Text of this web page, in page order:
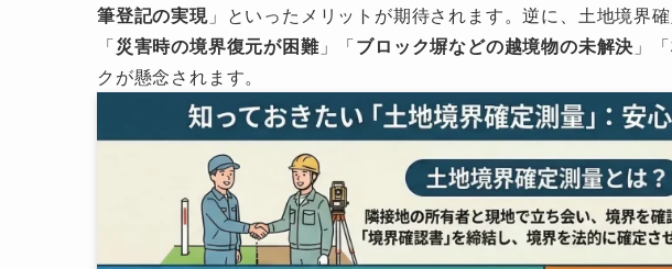
筆登記の実現」といったメリットが期待されます。逆に、土地境界
「災害時の境界復元が困難」「ブロック塀などの越境物の未解決 」「
クが懸念されます。